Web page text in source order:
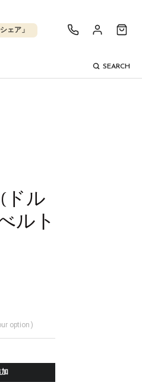
ェア」
SEARCH
ドル
ルト
option